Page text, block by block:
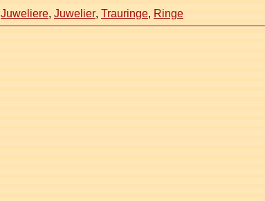
Juweliere Juwelier Trauringe Ringe